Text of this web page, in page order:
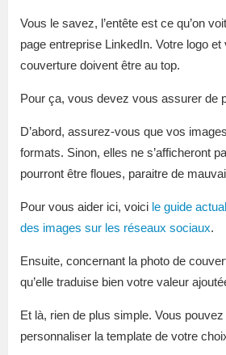
Vous le savez, l’entête est ce qu’on
page entreprise LinkedIn. Votre logo et
couverture doivent être au top.
Pour ça, vous devez vous assurer de
D’abord, assurez-vous que vos
formats. Sinon, elles ne s’afficheront
pourront être floues, paraitre de
Pour vous aider ici, voici le guide
des images sur les réseaux sociaux.
Ensuite, concernant la photo de
qu’elle traduise bien votre valeur
Et là, rien de plus simple. Vous
personnaliser la template de votre